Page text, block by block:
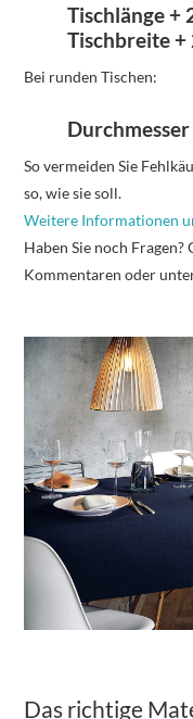
Tischlänge +
Tischbreite
Bei runden Tischen:
So vermeiden Sie
so, wie sie soll.
Weitere Informationen
Haben Sie noch
Kommentaren oder
Das richtige